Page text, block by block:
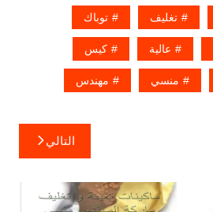
تغليف توباك
عالية كيس
منسي مهندس
التالي